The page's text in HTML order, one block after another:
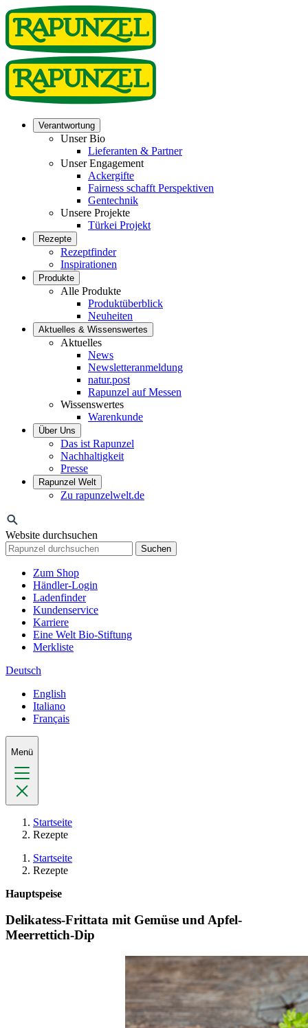
Verantwortung
Unser Bio
Lieferanten & Partner
Unser Engagement
Ackergifte
Fairness schafft Perspektiven
Gentechnik
Unsere Projekte
Türkei Projekt
Rezepte
Rezeptfinder
Inspirationen
Produkte
Alle Produkte
Produktüberblick
Neuheiten
Aktuelles & Wissenswertes
Aktuelles
News
Newsletteranmeldung
natur.post
Rapunzel auf Messen
Wissenswertes
Warenkunde
Über Uns
Das ist Rapunzel
Nachhaltigkeit
Presse
Rapunzel Welt
Zu rapunzelwelt.de
Website durchsuchen
Suchen
Zum Shop
Händler-Login
Ladenfinder
Kundenservice
Karriere
Eine Welt Bio-Stiftung
Merkliste
Deutsch
English
Italiano
Français
Menü
Startseite
Rezepte
Startseite
Rezepte
Hauptspeise
Delikatess-Frittata mit Gemüse und Apfel-
Meerrettich-Dip